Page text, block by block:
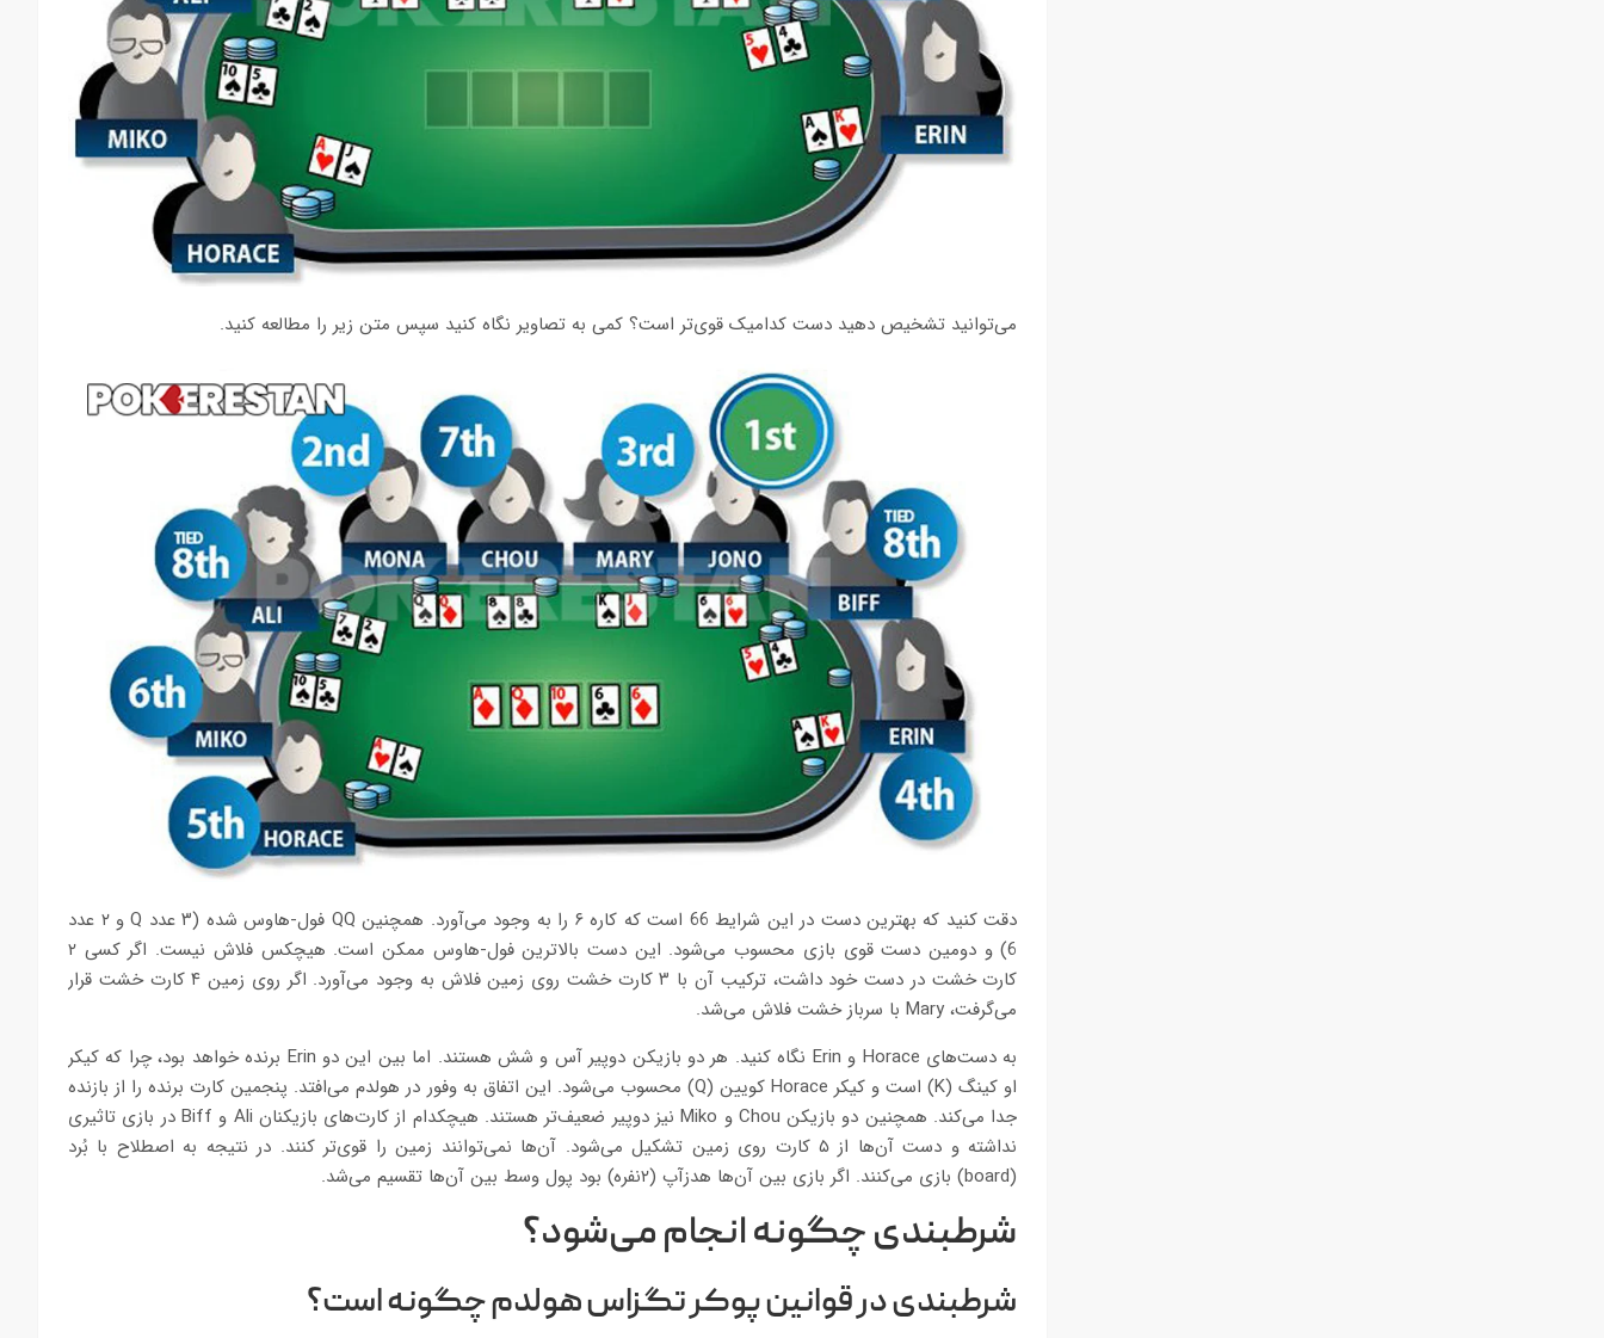
می‌توانید تشخیص دهید دست کدامیک قوی‌تر است؟ کمی به تصاویر نگاه کنید سپس متن زیر را مطالعه کنید.
دقت کنید که بهترین دست در این شرایط 66 است که کاره ۶ را به وجود می‌آورد. همچنین QQ فول-هاوس شده (۳ عدد Q و ۲ عدد
6) و دومین دست قوی بازی محسوب می‌شود. این دست بالاترین فول-هاوس ممکن است. هیچکس فلاش نیست. اگر کسی ۲
کارت خشت در دست خود داشت، ترکیب آن با ۳ کارت خشت روی زمین فلاش به وجود می‌آورد. اگر روی زمین ۴ کارت خشت قرار
می‌گرفت، Mary با سرباز خشت فلاش می‌شد.
به دست‌های Horace و Erin نگاه کنید. هر دو بازیکن دوپیر آس و شش هستند. اما بین این دو Erin برنده خواهد بود، چرا که کیکر
او کینگ (K) است و کیکر Horace کویین (Q) محسوب می‌شود. این اتفاق به وفور در هولدم می‌افتد. پنجمین کارت برنده را از بازنده
جدا می‌کند. همچنین دو بازیکن Chou و Miko نیز دوپیر ضعیف‌تر هستند. هیچکدام از کارت‌های بازیکنان Ali و Biff در بازی تاثیری
نداشته و دست آن‌ها از ۵ کارت روی زمین تشکیل می‌شود. آن‌ها نمی‌توانند زمین را قوی‌تر کنند. در نتیجه به اصطلاح با بُرد
(board) بازی می‌کنند. اگر بازی بین آن‌ها هدزآپ (۲نفره) بود پول وسط بین آن‌ها تقسیم می‌شد.
شرطبندی چگونه انجام می‌شود؟
شرطبندی در قوانین پوکر تگزاس هولدم چگونه است؟